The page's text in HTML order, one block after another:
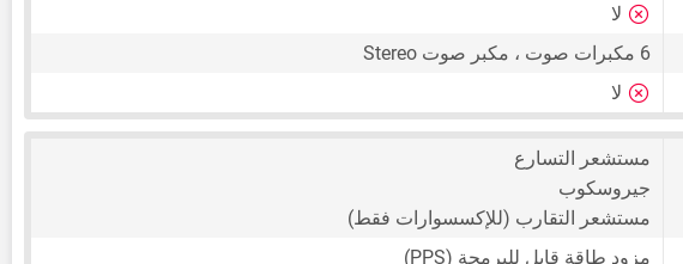
لا
6 مكبرات صوت ، مكبر صوت Stereo
لا
مستشعر التسارع
جيروسكوب
مستشعر التقارب (للإكسسوارات فقط)
مزود طاقة قابل للبرمجة (PPS)